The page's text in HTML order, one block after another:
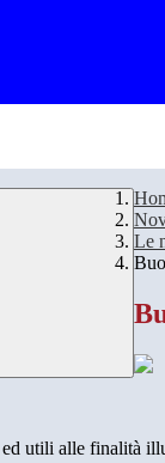
Le
utili alle finalità